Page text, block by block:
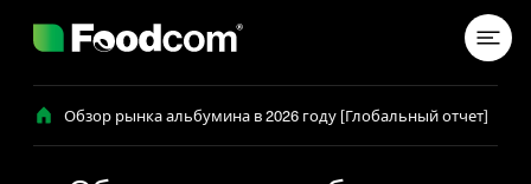
Обзор рынка альбумина в 2026 году [Глобальный отчет]